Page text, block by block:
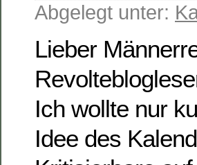
Abgelegt unter:
Lieber
Ich wollte nur
Idee des